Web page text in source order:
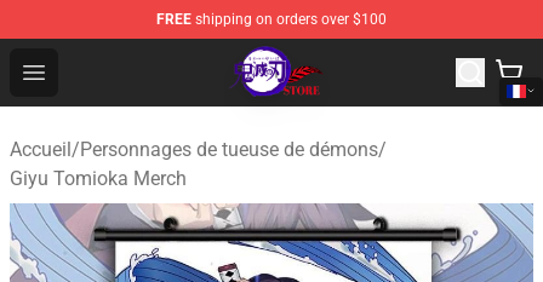
FREE shipping on orders over $100
Open menu
Kimetsu no Yaiba Store - Official Kimetsu no Yaiba
Accueil/Personnages de tueuse de démons/
Giyu Tomioka Merch